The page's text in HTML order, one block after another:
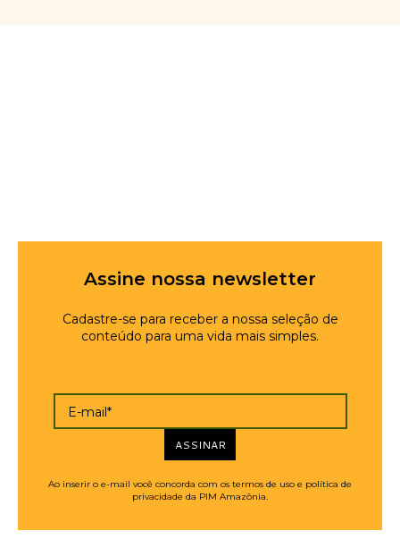
Assine nossa newsletter
Cadastre-se para receber a nossa seleção de
conteúdo para uma vida mais simples.
E-mail*
ASSINAR
Ao inserir o e-mail você concorda com os termos de uso e política de
privacidade da PIM Amazônia.